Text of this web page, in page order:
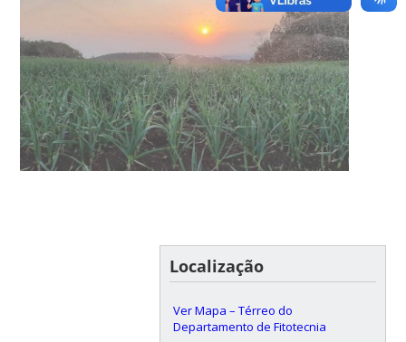
Localização
Ver Mapa – Térreo do
Departamento de Fitotecnia